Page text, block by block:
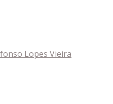
Lopes Vieira